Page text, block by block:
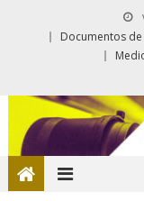
Documentos de